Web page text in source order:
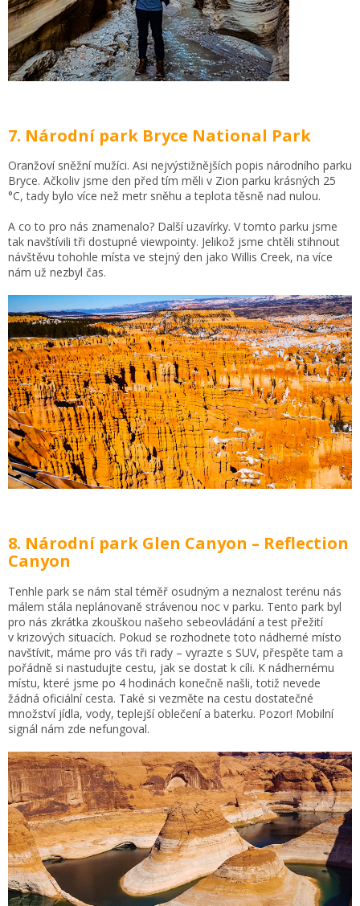
7. Národní park Bryce National Park
Oranžoví sněžní mužíci. Asi nejvýstižnějších popis národního parku
Bryce. Ačkoliv jsme den před tím měli v Zion parku krásných 25
°C, tady bylo více než metr sněhu a teplota těsně nad nulou.
A co to pro nás znamenalo? Další uzavírky. V tomto parku jsme
tak navštívili tři dostupné viewpointy. Jelikož jsme chtěli stihnout
návštěvu tohohle místa ve stejný den jako Willis Creek, na více
nám už nezbyl čas.
8. Národní park Glen Canyon – Reflection
Canyon
Tenhle park se nám stal téměř osudným a neznalost terénu nás
málem stála neplánovaně strávenou noc v parku. Tento park byl
pro nás zkrátka zkouškou našeho sebeovládání a test přežití
v krizových situacích. Pokud se rozhodnete toto nádherné místo
navštívit, máme pro vás tři rady – vyrazte s SUV, přespěte tam a
pořádně si nastudujte cestu, jak se dostat k cíli. K nádhernému
místu, které jsme po 4 hodinách konečně našli, totiž nevede
žádná oficiální cesta. Také si vezměte na cestu dostatečné
množství jídla, vody, teplejší oblečení a baterku. Pozor! Mobilní
signál nám zde nefungoval.